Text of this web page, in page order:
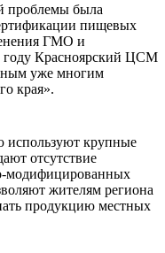
проблемы была
пищевых
ГМО и
году Красноярский ЦСМ
уже многим
края».
используют крупные
отсутствие
модифицированных
жителям региона
продукцию местных